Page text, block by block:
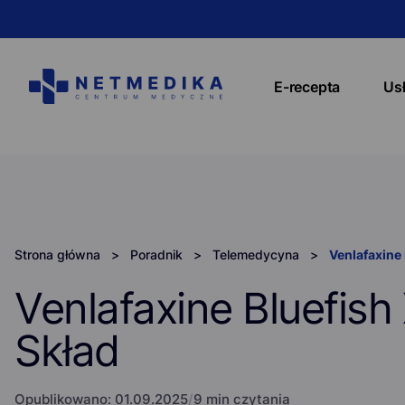
E-recepta
Strona główna > Poradnik > Telemedycyna > Venlafaxine
Venlafaxine
Skład
Opublikowano: 01.09.2025/9 min czytania